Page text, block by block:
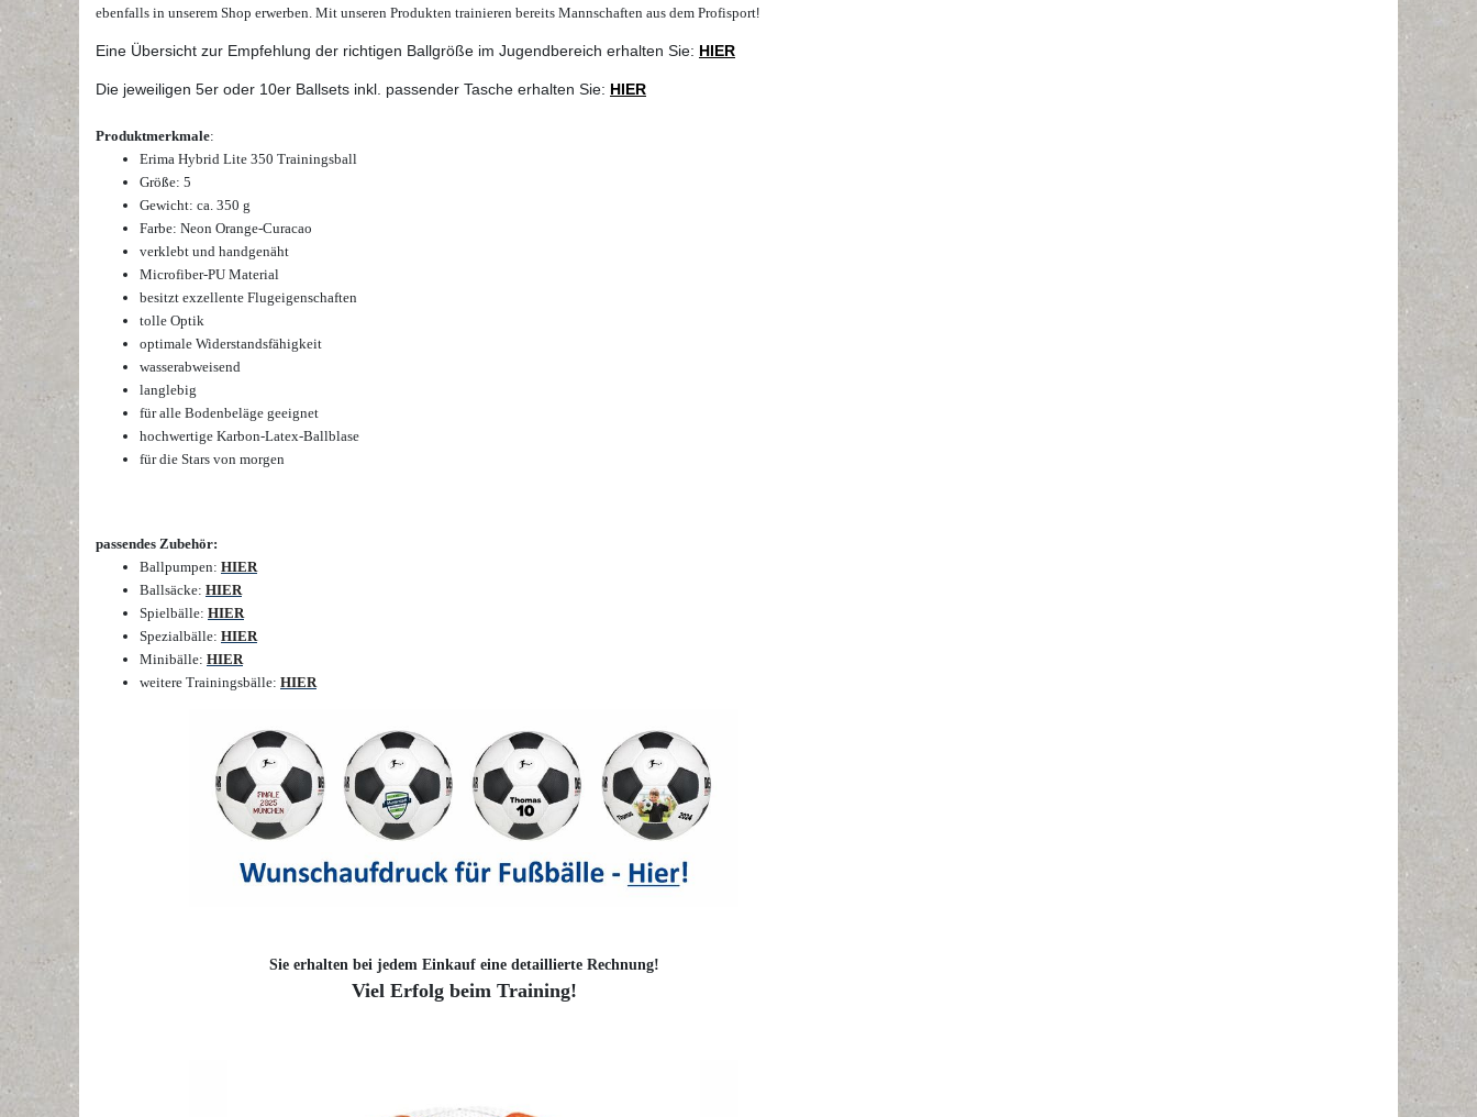
ebenfalls in unserem Shop erwerben. Mit unseren Produkten trainieren bereits Mannschaften aus dem Profisport!
Eine Übersicht zur Empfehlung der richtigen Ballgröße im Jugendbereich erhalten Sie: HIER
Die jeweiligen 5er oder 10er Ballsets inkl. passender Tasche erhalten Sie: HIER
Produktmerkmale:
Erima Hybrid Lite 350 Trainingsball
Größe: 5
Gewicht: ca. 350 g
Farbe: Neon Orange-Curacao
verklebt und handgenäht
Microfiber-PU Material
besitzt exzellente Flugeigenschaften
tolle Optik
optimale Widerstandsfähigkeit
wasserabweisend
langlebig
für alle Bodenbeläge geeignet
hochwertige Karbon-Latex-Ballblase
für die Stars von morgen
passendes Zubehör:
Ballpumpen: HIER
Ballsäcke: HIER
Spielbälle: HIER
Spezialbälle: HIER
Minibälle: HIER
weitere Trainingsbälle: HIER
Sie erhalten bei jedem Einkauf eine detaillierte Rechnung!
Viel Erfolg beim Training!